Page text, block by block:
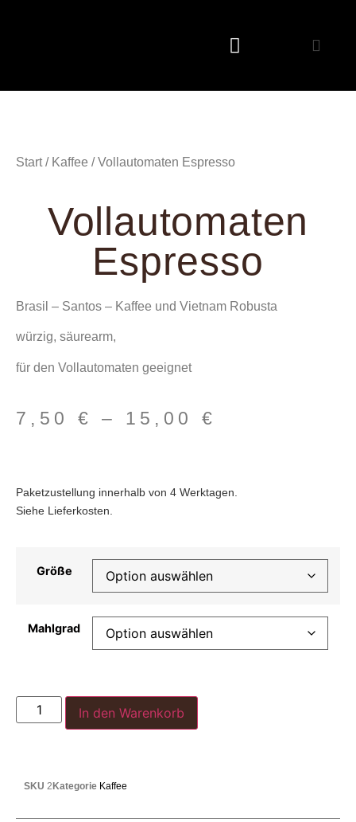
Start/ Kaffee / Vollautomaten Espresso
Vollautomaten
Espresso
Brasil – Santos – Kaffee und Vietnam Robusta
würzig, säurearm,
für den Vollautomaten geeignet
7,50 € – 15,00€
Paketzustellung innerhalb von 4 Werktagen.
Siehe Lieferkosten.
Größe
Mahlgrad
In den Warenkorb
SKU 2 Kategorie Kaffee